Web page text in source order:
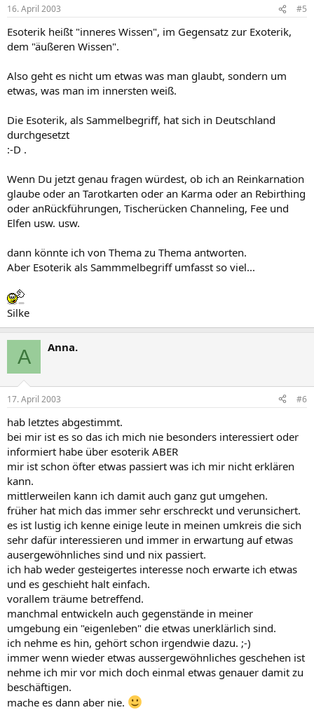
16. April 2003 #5
Esoterik heißt "inneres Wissen", im Gegensatz zur Exoterik,
dem "äußeren Wissen".
Also geht es nicht um etwas was man glaubt, sondern um
etwas, was man im innersten weiß.
Die Esoterik, als Sammelbegriff, hat sich in Deutschland
durchgesetzt
:-D .
Wenn Du jetzt genau fragen würdest, ob ich an Reinkarnation
glaube oder an Tarotkarten oder an Karma oder an Rebirthing
oder anRückführungen, Tischerücken Channeling, Fee und
Elfen usw. usw.
dann könnte ich von Thema zu Thema antworten.
Aber Esoterik als Sammmelbegriff umfasst so viel...
Silke
A Anna.
17. April 2003 #6
hab letztes abgestimmt.
bei mir ist es so das ich mich nie besonders interessiert oder
informiert habe über esoterik ABER
mir ist schon öfter etwas passiert was ich mir nicht erklären
kann.
mittlerweilen kann ich damit auch ganz gut umgehen.
früher hat mich das immer sehr erschreckt und verunsichert.
es ist lustig ich kenne einige leute in meinen umkreis die sich
sehr dafür interessieren und immer in erwartung auf etwas
ausergewöhnliches sind und nix passiert.
ich hab weder gesteigertes interesse noch erwarte ich etwas
und es geschieht halt einfach.
vorallem träume betreffend.
manchmal entwickeln auch gegenstände in meiner
umgebung ein "eigenleben" die etwas unerklärlich sind.
ich nehme es hin, gehört schon irgendwie dazu. ;-)
immer wenn wieder etwas aussergewöhnliches geschehen ist
nehme ich mir vor mich doch einmal etwas genauer damit zu
beschäftigen.
mache es dann aber nie.